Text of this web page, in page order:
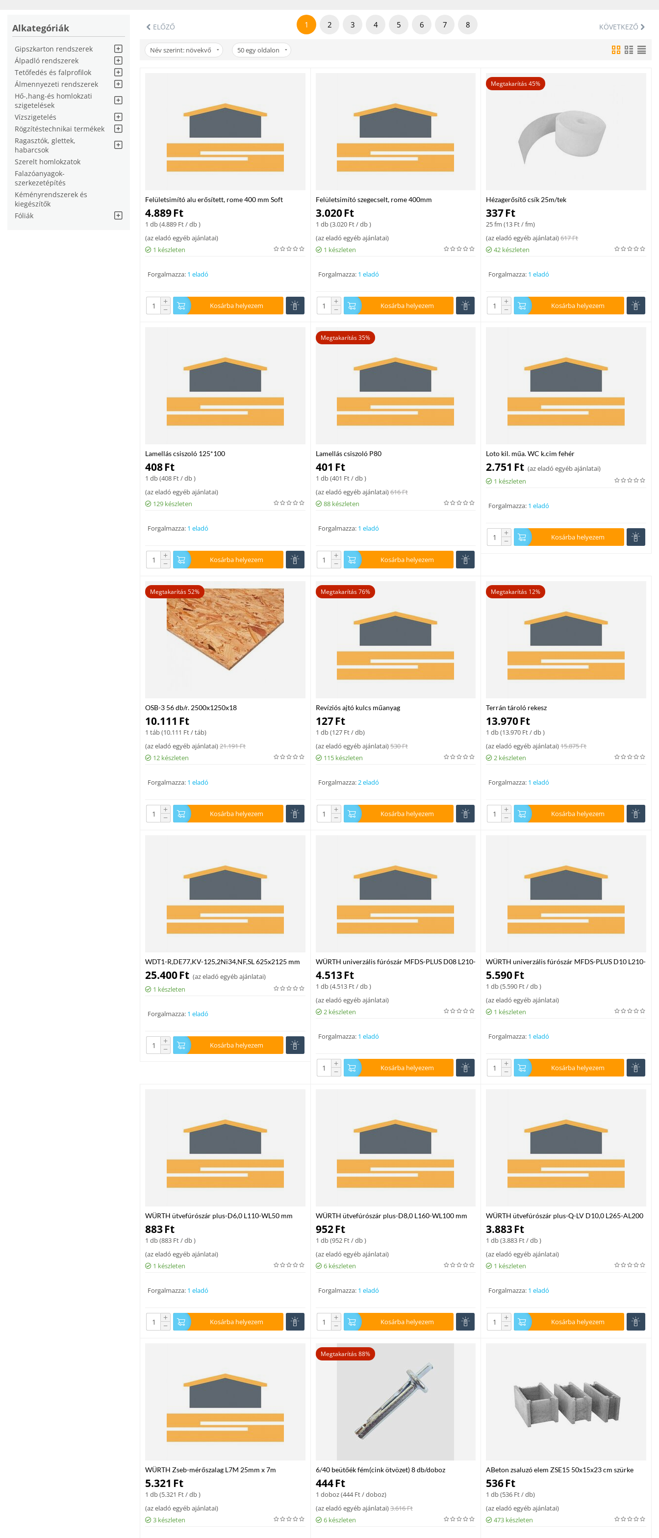
Alkategóriák
Gipszkarton rendszerek
Álpadló rendszerek
Tetőfedés és falprofilok
Álmennyezeti rendszerek
Hő-,hang-és homlokzati
szigetelések
Vízszigetelés
Rögzítéstechnikai termékek
Ragasztók, glettek,
habarcsok
Szerelt homlokzatok
Falazóanyagok-
szerkezetépítés
Kéményrendszerek és
kiegészítők
Fóliák
ELŐZŐ 1 2 3 4 5 6 7 8 KÖVETKEZŐ
Név szerint: növekvő 50egy oldalon
Felületsimító alu erősített, rome 400 mm Soft
4.889Ft
1 db (4.889 Ft/ db )
(az eladó egyéb ajánlatai)
1 készleten
Forgalmazza: 1 eladó
+
− Kosárba helyezem
Felületsimító szegecselt, rome 400mm
3.020Ft
1 db (3.020Ft/ db )
(az eladó egyéb ajánlatai)
1 készleten
Forgalmazza: 1 eladó
+
− Kosárba helyezem
Megtakarítás 45%
Hézagerősítő csík 25m/tek
337Ft
25 fm (13 Ft/ fm)
(az eladó egyéb ajánlatai)617Ft
42 készleten
Forgalmazza: 1 eladó
+
− Kosárba helyezem
Lamellás csiszoló 125*100
408Ft
1 db (408 Ft/ db )
(az eladó egyéb ajánlatai)
129 készleten
Forgalmazza: 1 eladó
+
− Kosárba helyezem
Megtakarítás 35%
Lamellás csiszoló P80
401 Ft
1 db (401 Ft/ db )
(az eladó egyéb ajánlatai)616Ft
88 készleten
Forgalmazza: 1 eladó
+
− Kosárba helyezem
Loto kil. műa. WC k.cim fehér
2.751 Ft (az eladó egyéb ajánlatai)
1 készleten
Forgalmazza: 1 eladó
+
− Kosárba helyezem
Megtakarítás 52%
OSB-3 56 db/r. 2500x1250x18
10.111 Ft
1 táb (10.111 Ft/ táb)
(az eladó egyéb ajánlatai)21.191Ft
12 készleten
Forgalmazza: 1 eladó
+
− Kosárba helyezem
Megtakarítás 76%
Revíziós ajtó kulcs műanyag
127Ft
1 db (127Ft/ db)
(az eladó egyéb ajánlatai)530Ft
115 készleten
Forgalmazza: 2 eladó
+
− Kosárba helyezem
Megtakarítás 12%
Terrán tároló rekesz
13.970Ft
1 db (13.970 Ft/ db )
(az eladó egyéb ajánlatai)15.875Ft
2 készleten
Forgalmazza: 1 eladó
+
− Kosárba helyezem
WDT1-R,DE77,KV-125,2Ni34,NF,SL 625x2125 mm
25.400Ft (az eladó egyéb ajánlatai)
1 készleten
Forgalmazza: 1 eladó
+
− Kosárba helyezem
WÜRTH univerzális fúrószár MFDS-PLUS D08 L210-
WL150 mm
4.513Ft
1 db (4.513Ft/ db )
(az eladó egyéb ajánlatai)
2 készleten
Forgalmazza: 1 eladó
+
− Kosárba helyezem
WÜRTH univerzális fúrószár MFDS-PLUS D10 L210-
WL150 mm
5.590Ft
1 db (5.590 Ft/ db )
(az eladó egyéb ajánlatai)
1 készleten
Forgalmazza: 1 eladó
+
− Kosárba helyezem
WÜRTH ütvefúrószár plus-D6,0 L110-WL50 mm
883Ft
1 db (883 Ft/ db )
(az eladó egyéb ajánlatai)
1 készleten
Forgalmazza: 1 eladó
+
− Kosárba helyezem
WÜRTH ütvefúrószár plus-D8,0 L160-WL100 mm
952Ft
1 db (952Ft/ db )
(az eladó egyéb ajánlatai)
6 készleten
Forgalmazza: 1 eladó
+
− Kosárba helyezem
WÜRTH ütvefúrószár plus-Q-LV D10,0 L265-AL200
mm
3.883Ft
1 db (3.883 Ft/ db )
(az eladó egyéb ajánlatai)
1 készleten
Forgalmazza: 1 eladó
+
− Kosárba helyezem
WÜRTH Zseb-mérőszalag L7M 25mm x 7m
5.321 Ft
1 db (5.321 Ft/ db )
(az eladó egyéb ajánlatai)
3 készleten
Megtakarítás 88%
6/40 beütőék fém(cink ötvözet) 8 db/doboz
444Ft
1 doboz (444Ft/ doboz)
(az eladó egyéb ajánlatai)3.616Ft
6 készleten
ABeton zsaluzó elem ZSE15 50x15x23 cm szürke
536Ft
1 db (536 Ft/ db)
(az eladó egyéb ajánlatai)
473 készleten